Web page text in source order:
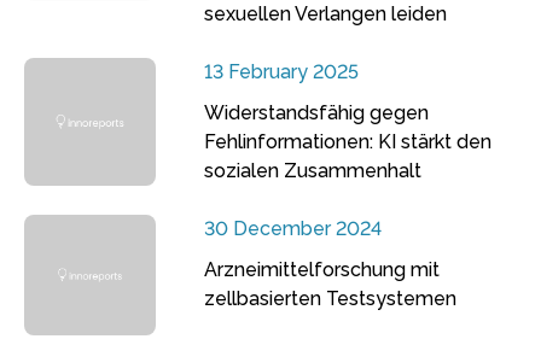
sexuellen Verlangen leiden
13 February 2025
Widerstandsfähig gegen
Fehlinformationen: KI stärkt den
sozialen Zusammenhalt
30 December 2024
Arzneimittelforschung mit
zellbasierten Testsystemen